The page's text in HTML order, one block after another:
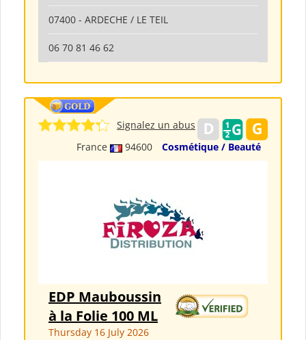
07400 - ARDECHE / LE TEIL
06 70 81 46 62
France 94600 Cosmétique / Beauté
Signalez un abus
EDP Mauboussin
à la Folie 100 ML
Thursday 16 July 2026